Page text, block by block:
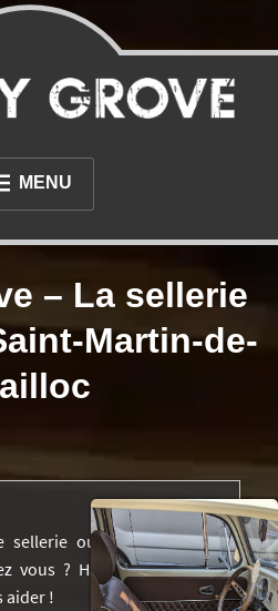
Grove
MENU
LA PRESSE
– La sellerie
Martin-de-
sellerie ou un
vous ? Harley
aider !